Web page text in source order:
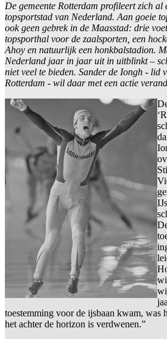
De gemeente Rotterdam profileert zich al
topsportstad van Nederland. Aan goeie
ook geen gebrek in de Maasstad: drie
topsporthal voor de zaalsporten, een
Ahoy en natuurlijk een honkbalstadion.
Nederland jaar in jaar uit in uitblinkt –
niet veel te bieden. Sander de Iongh - lid
Rotterdam - wil daar met een actie
toestemming voor de ijsbaan kwam, was
het achter de horizon is verdwenen.”